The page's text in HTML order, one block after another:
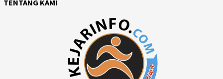
TENTANG KAMI